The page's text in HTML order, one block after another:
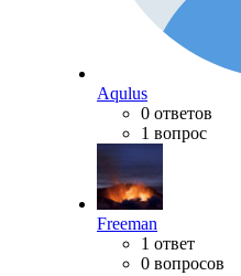
Aqulus
0 ответов
1 вопрос
Freeman
1 ответ
0 вопросов